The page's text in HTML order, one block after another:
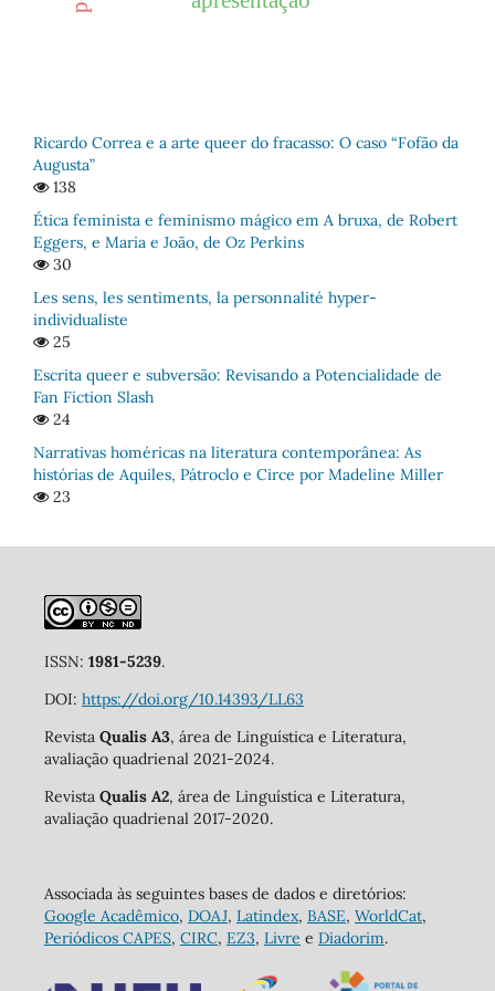
Ricardo Correa e a arte queer do fracasso: O caso “Fofão da
Augusta”
138
Ética feminista e feminismo mágico em A bruxa, de Robert
Eggers, e Maria e João, de Oz Perkins
30
Les sens, les sentiments, la personnalité hyper-
individualiste
25
Escrita queer e subversão: Revisando a Potencialidade de
Fan Fiction Slash
24
Narrativas homéricas na literatura contemporânea: As
histórias de Aquiles, Pátroclo e Circe por Madeline Miller
23
ISSN: 1981-5239.
DOI: https://doi.org/10.14393/LL63
Revista Qualis A3, área de Linguística e Literatura,
avaliação quadrienal 2021-2024.
Revista Qualis A2, área de Linguística e Literatura,
avaliação quadrienal 2017-2020.
Associada às seguintes bases de dados e diretórios:
Google Acadêmico, DOAJ, Latindex, BASE, WorldCat,
Periódicos CAPES, CIRC, EZ3, Livre e Diadorim.